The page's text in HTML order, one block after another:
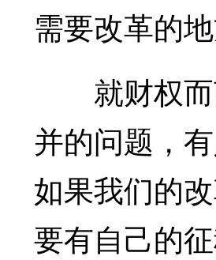
需要改革的
就财权而
并的问题，
如果我们的
要有自己的